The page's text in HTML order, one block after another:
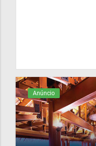
Anúncio